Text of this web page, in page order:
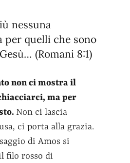
nessuna
per quelli che sono
(Romani 8:1)
non ci mostra il
ma per
Non ci lascia
ci porta alla grazia.
di Amos si
filo rosso di